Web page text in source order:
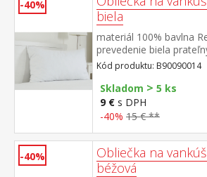
-40%
biela
materiál 100% bavlna
prevedenie biela
Kód produktu: B90090014
Skladom > 5 ks
9 € s DPH
-40% 15 € **
-40%
Obliečka na
béžová